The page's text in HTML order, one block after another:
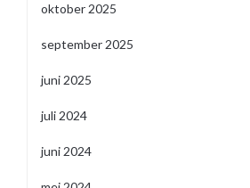
oktober 2025
september 2025
juni 2025
juli 2024
juni 2024